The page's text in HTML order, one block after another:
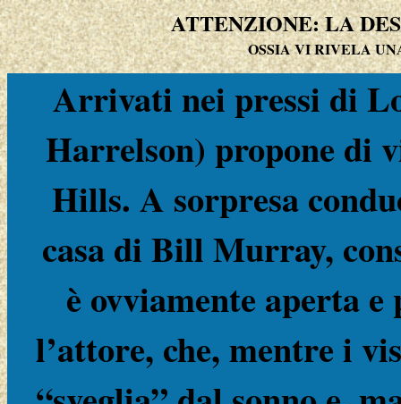
ATTENZIONE: LA
OSSIA VI RIVELA
Arrivati nei pressi di
Harrelson) propone di
Hills. A sorpresa
casa di Bill Murray,
è ovviamente aperta
l’attore, che, mentre i